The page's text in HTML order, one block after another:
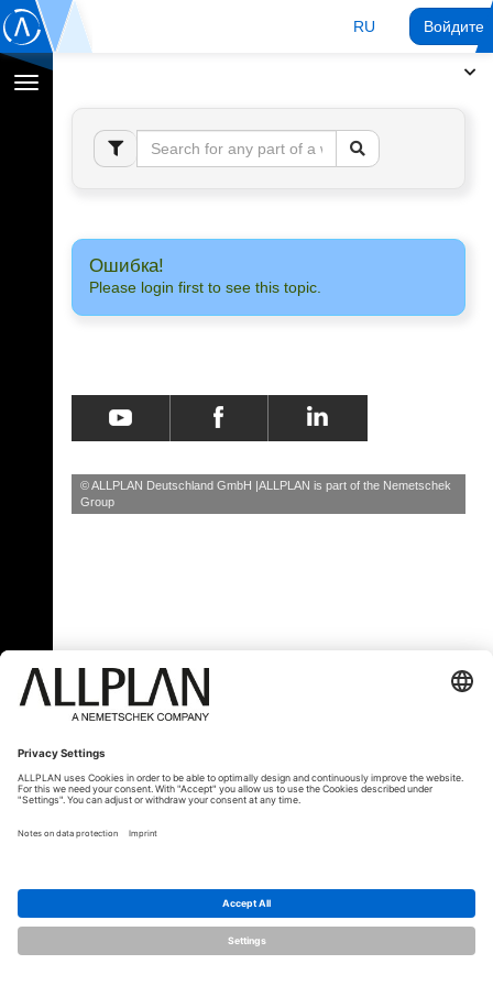
RU Войдите
Переключение
навигации
Ошибка!
Please login first to see this topic.
© ALLPLAN Deutschland GmbH ALLPLAN is part of the Nemetschek
Group